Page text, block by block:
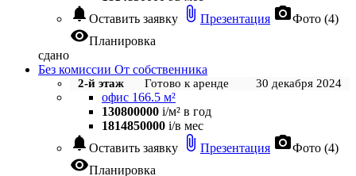
notifications Оставить заявку attach_file Презентация photo_cameraФото (4)
visibilityПланировка
сдано
Без комиссии От собственника
2-й этаж Готово к аренде 30 декабря 2024
офис 166.5 м²
130800000 i/м² в год
1814850000 i/в мес
notifications Оставить заявку attach_file Презентация photo_cameraФото (4)
visibilityПланировка